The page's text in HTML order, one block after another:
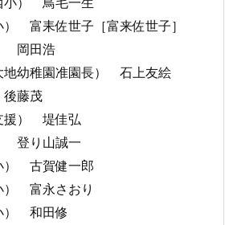
富耒佐世子［富来佐世子］
岡田浩
地幼稚園准園長） 石上友絵
藤茂
援） 堤佳弘
登り山誠一
） 古賀健一郎
） 富永さおり
） 和田修